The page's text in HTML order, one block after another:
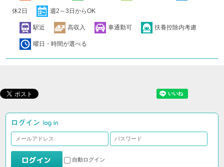
休2日 週2～3日からOK
駅近 高収入 車通勤可 扶養控除内考慮
曜日・時間が選べる
自動ログイン